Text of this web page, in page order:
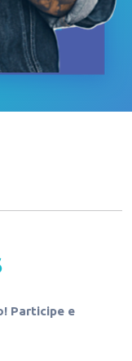
Quanto mais